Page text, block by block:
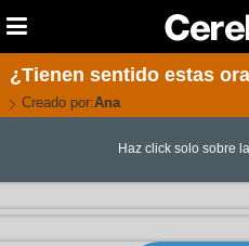
¿Tienen sentido estas
Creado por:Ana
Haz click solo sobre